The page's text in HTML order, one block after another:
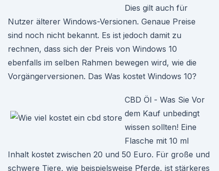
Dies gilt auch für
Nutzer älterer Windows-Versionen. Genaue Preise
sind noch nicht bekannt. Es ist jedoch damit zu
rechnen, dass sich der Preis von Windows 10
ebenfalls im selben Rahmen bewegen wird, wie die
Vorgängerversionen. Das Was kostet Windows 10?
CBD Öl - Was Sie Vor
dem Kauf unbedingt
wissen sollten! Eine
Flasche mit 10 ml
Inhalt kostet zwischen 20 und 50 Euro. Für große und
schwere Tiere, wie beispielsweise Pferde, ist stärkeres